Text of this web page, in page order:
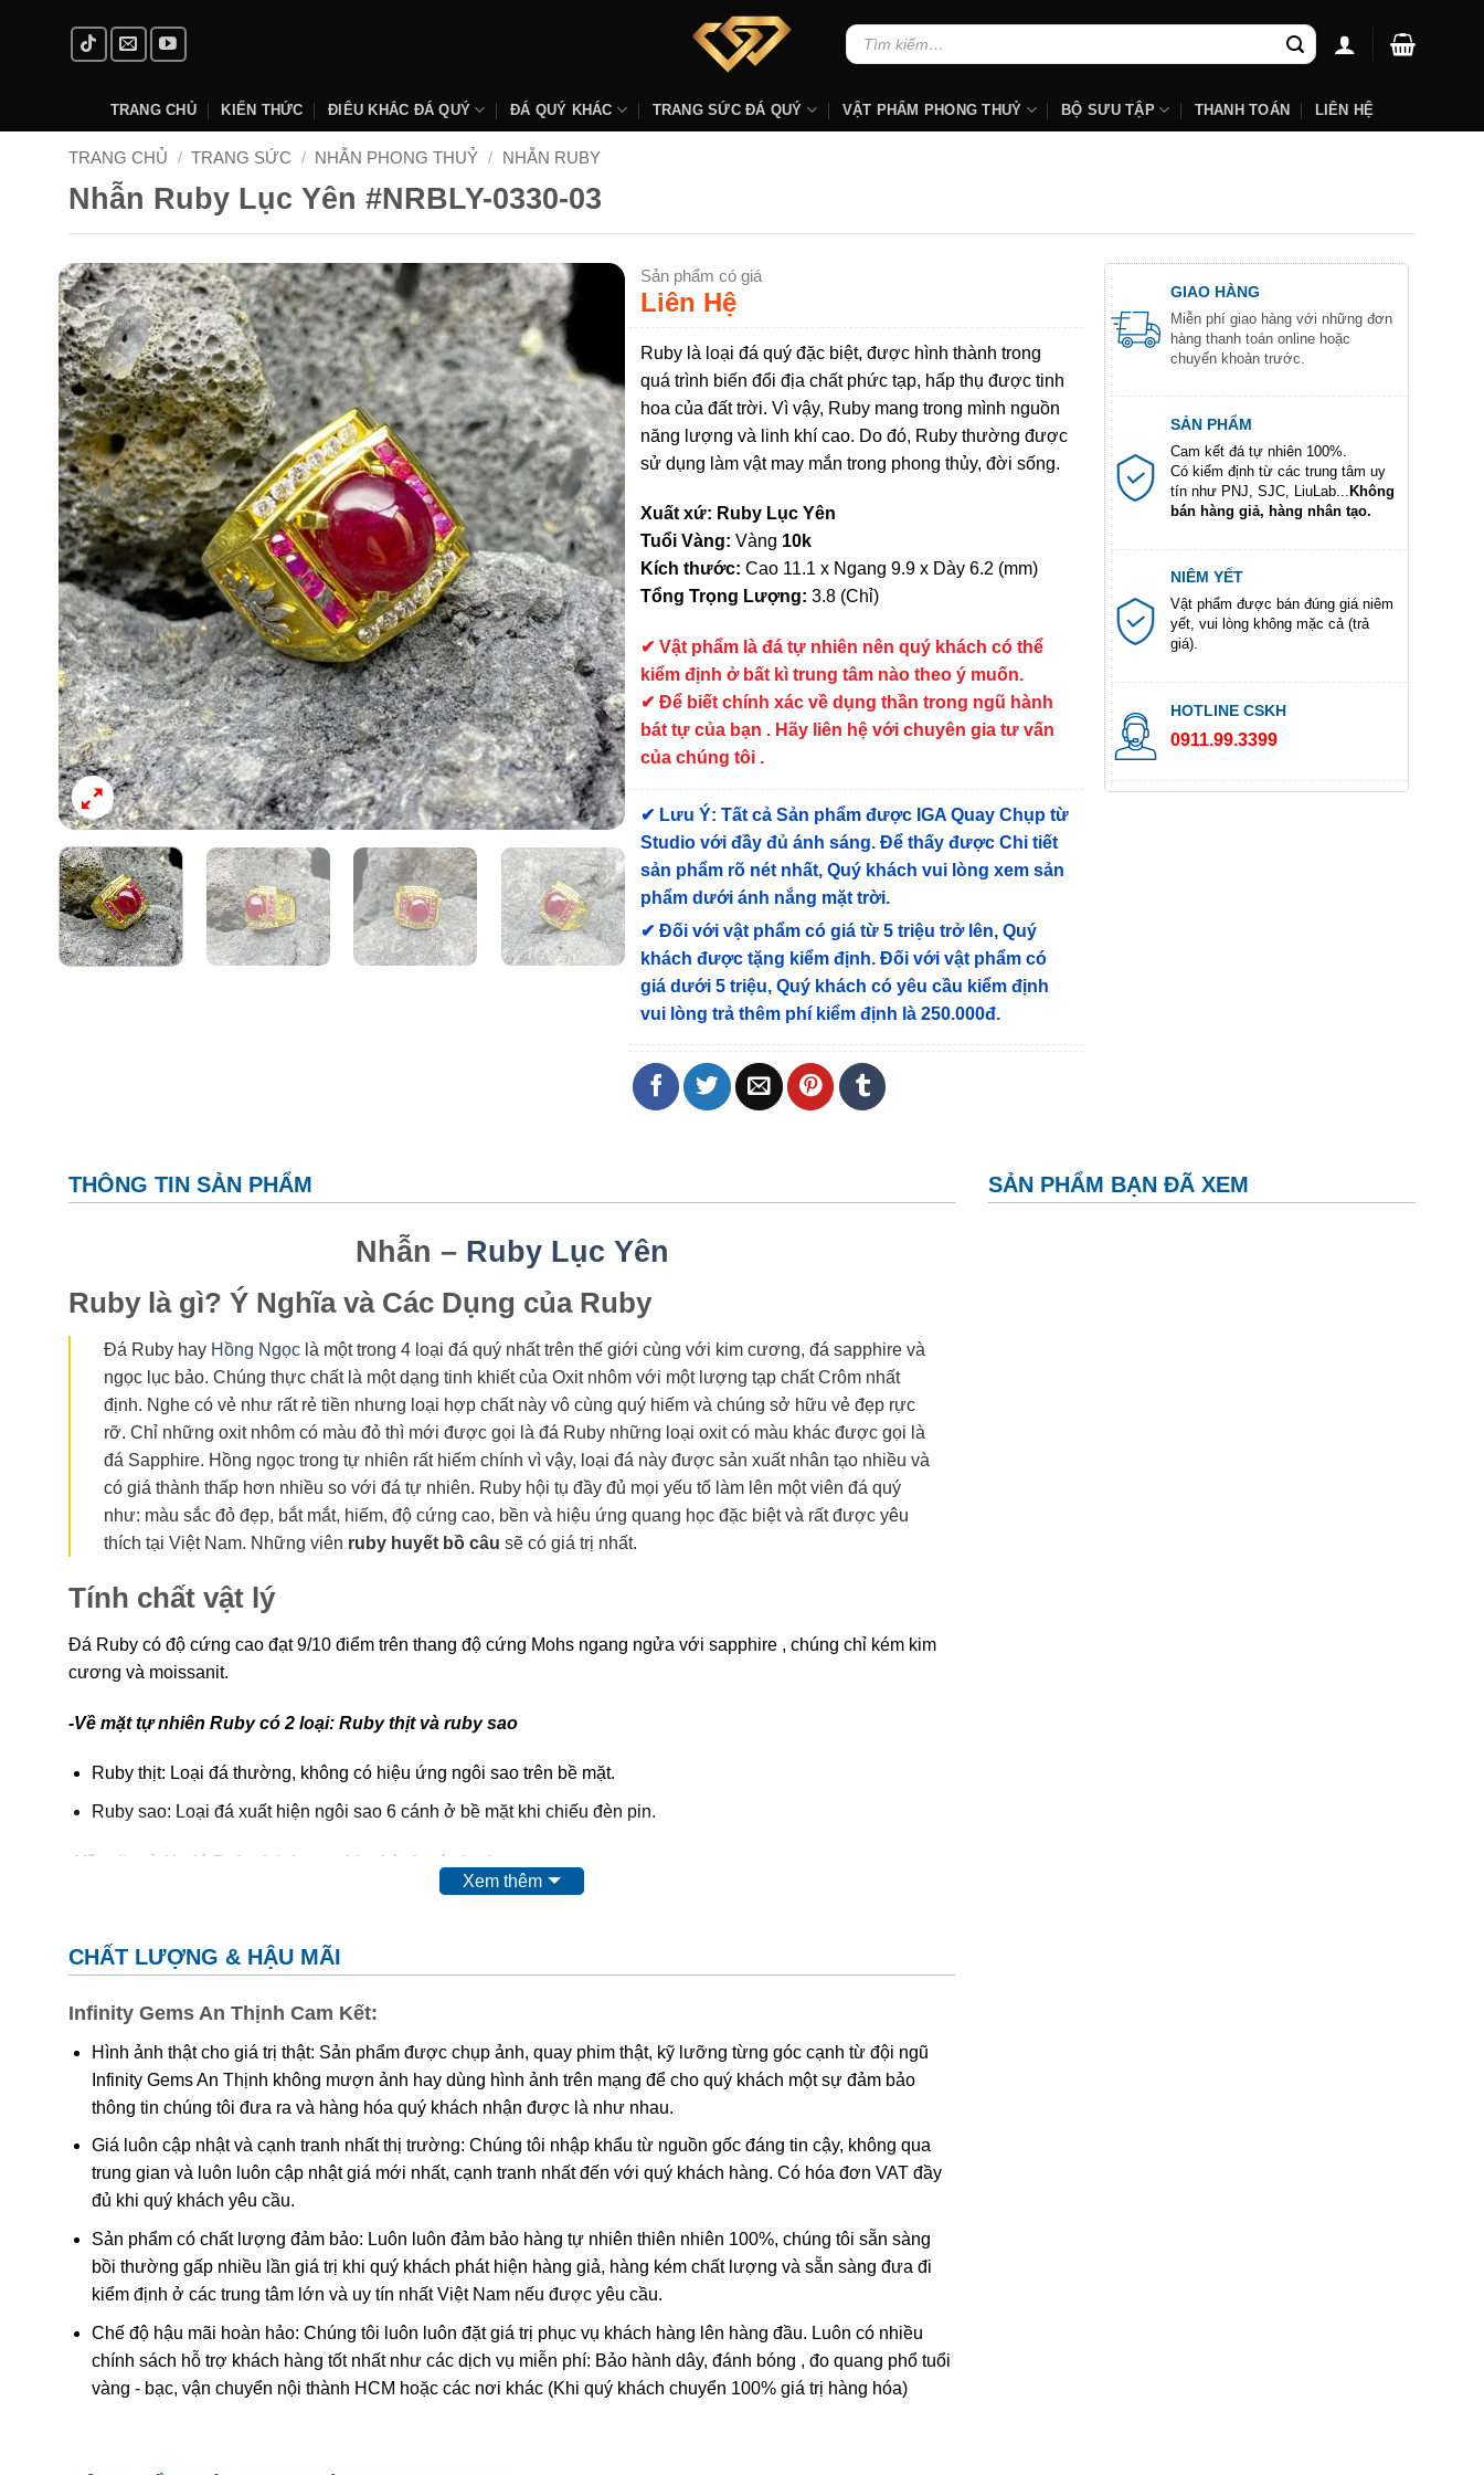
Tìm
kiếm:
TRANG CHỦ KIẾN THỨC ĐIÊU KHẮC ĐÁ QUÝ ĐÁ QUÝ KHÁC TRANG SỨC ĐÁ QUÝ VẬT PHẨM PHONG THUỶ BỘ SƯU TẬP THANH TOÁN LIÊN HỆ
TRANG CHỦ / TRANG SỨC / NHẪN PHONG THUỶ / NHẪN RUBY
Nhẫn Ruby Lục Yên #NRBLY-0330-03
Sản phẩm có giá
Liên Hệ
Ruby là loại đá quý đặc biệt, được hình thành trong
quá trình biến đổi địa chất phức tạp, hấp thụ được tinh
hoa của đất trời. Vì vậy, Ruby mang trong mình nguồn
năng lượng và linh khí cao. Do đó, Ruby thường được
sử dụng làm vật may mắn trong phong thủy, đời sống.
Xuất xứ: Ruby Lục Yên
Tuổi Vàng: Vàng 10k
Kích thước: Cao 11.1 x Ngang 9.9 x Dày 6.2 (mm)
Tổng Trọng Lượng: 3.8 (Chỉ)
✔ Vật phẩm là đá tự nhiên nên quý khách có thể
kiểm định ở bất kì trung tâm nào theo ý muốn.
✔ Để biết chính xác về dụng thần trong ngũ hành
bát tự của bạn . Hãy liên hệ với chuyên gia tư vấn
của chúng tôi .
✔ Lưu Ý: Tất cả Sản phẩm được IGA Quay Chụp từ
Studio với đầy đủ ánh sáng. Để thấy được Chi tiết
sản phẩm rõ nét nhất, Quý khách vui lòng xem sản
phẩm dưới ánh nắng mặt trời.
✔Đối với vật phẩm có giá từ 5 triệu trở lên, Quý
khách được tặng kiểm định. Đối với vật phẩm có
giá dưới 5 triệu, Quý khách có yêu cầu kiểm định
vui lòng trả thêm phí kiểm định là 250.000đ.
GIAO HÀNG
Miễn phí giao hàng với những đơn
hàng thanh toán online hoặc
chuyển khoản trước.
SẢN PHẨM
Cam kết đá tự nhiên 100%.
Có kiểm định từ các trung tâm uy
tín như PNJ, SJC, LiuLab...
Không
bán hàng giả, hàng nhân tạo.
NIÊM YẾT
Vật phẩm được bán đúng giá niêm
yết, vui lòng không mặc cả (trả
giá).
HOTLINE CSKH
0911.99.3399
THÔNG TIN SẢN PHẨM
Nhẫn – Ruby Lục Yên
Ruby là gì? Ý Nghĩa và Các Dụng của Ruby
Đá Ruby hay Hồng Ngọc là một trong 4 loại đá quý nhất trên thế giới cùng với kim cương, đá sapphire và
ngọc lục bảo. Chúng thực chất là một dạng tinh khiết của Oxit nhôm với một lượng tạp chất Crôm nhất
định. Nghe có vẻ như rất rẻ tiền nhưng loại hợp chất này vô cùng quý hiếm và chúng sở hữu vẻ đẹp rực
rỡ. Chỉ những oxit nhôm có màu đỏ thì mới được gọi là đá Ruby những loại oxit có màu khác được gọi là
đá Sapphire. Hồng ngọc trong tự nhiên rất hiếm chính vì vậy, loại đá này được sản xuất nhân tạo nhiều và
có giá thành thấp hơn nhiều so với đá tự nhiên. Ruby hội tụ đầy đủ mọi yếu tố làm lên một viên đá quý
như: màu sắc đỏ đẹp, bắt mắt, hiếm, độ cứng cao, bền và hiệu ứng quang học đặc biệt và rất được yêu
thích tại Việt Nam. Những viên ruby huyết bồ câu sẽ có giá trị nhất.
Tính chất vật lý
Đá Ruby có độ cứng cao đạt 9/10 điểm trên thang độ cứng Mohs ngang ngửa với sapphire , chúng chỉ kém kim
cương và moissanit.
-Về mặt tự nhiên Ruby có 2 loại: Ruby thịt và ruby sao
Ruby thịt: Loại đá thường, không có hiệu ứng ngôi sao trên bề mặt.
Ruby sao: Loại đá xuất hiện ngôi sao 6 cánh ở bề mặt khi chiếu đèn pin.
-Về mặt xử lý, đá Ruby lại được chia thành các loại sau:
Ruby được xử lý nhiệt (Ruby nung):
bóng.
Đá ruby phủ thủy tinh:Đá ruby sau khi khai thác đem về nung chung với thủy tinh và kim loại tạo màu để thủy
tinh len vào các khe nứt giúp tăng độ bóng và màu sắc của đá.
Ruby nhuộm:đá ruby được khai thác tự nhiên không đạt chất lượng được xử lý màu sắc bằng phương pháp
nhuộm.
Ruby nhân tạo:Ruby được tạo ra từ phòng thí nghiệm, mô phỏng quá trình hình thành trong tự nhiên.
Ruby giả: là loại được chế tác từ nhựa, thủy tinh và các loại đá tổng hợp không có giá trị.
Xem thêm
CHẤT LƯỢNG & HẬU MÃI
Infinity Gems An Thịnh Cam Kết:
Hình ảnh thật cho giá trị thật: Sản phẩm được chụp ảnh, quay phim thật, kỹ lưỡng từng góc cạnh từ đội ngũ
Infinity Gems An Thịnh không mượn ảnh hay dùng hình ảnh trên mạng để cho quý khách một sự đảm bảo
thông tin chúng tôi đưa ra và hàng hóa quý khách nhận được là như nhau.
Giá luôn cập nhật và cạnh tranh nhất thị trường: Chúng tôi nhập khẩu từ nguồn gốc đáng tin cậy, không qua
trung gian và luôn luôn cập nhật giá mới nhất, cạnh tranh nhất đến với quý khách hàng. Có hóa đơn VAT đầy
đủ khi quý khách yêu cầu.
Sản phẩm có chất lượng đảm bảo: Luôn luôn đảm bảo hàng tự nhiên thiên nhiên 100%, chúng tôi sẵn sàng
bồi thường gấp nhiều lần giá trị khi quý khách phát hiện hàng giả, hàng kém chất lượng và sẵn sàng đưa đi
kiểm định ở các trung tâm lớn và uy tín nhất Việt Nam nếu được yêu cầu.
Chế độ hậu mãi hoàn hảo: Chúng tôi luôn luôn đặt giá trị phục vụ khách hàng lên hàng đầu. Luôn có nhiều
chính sách hỗ trợ khách hàng tốt nhất như các dịch vụ miễn phí: Bảo hành dây, đánh bóng , đo quang phổ tuổi
vàng - bạc, vận chuyển nội thành HCM hoặc các nơi khác (Khi quý khách chuyển 100% giá trị hàng hóa)
SẢN PHẨM BẠN ĐÃ XEM